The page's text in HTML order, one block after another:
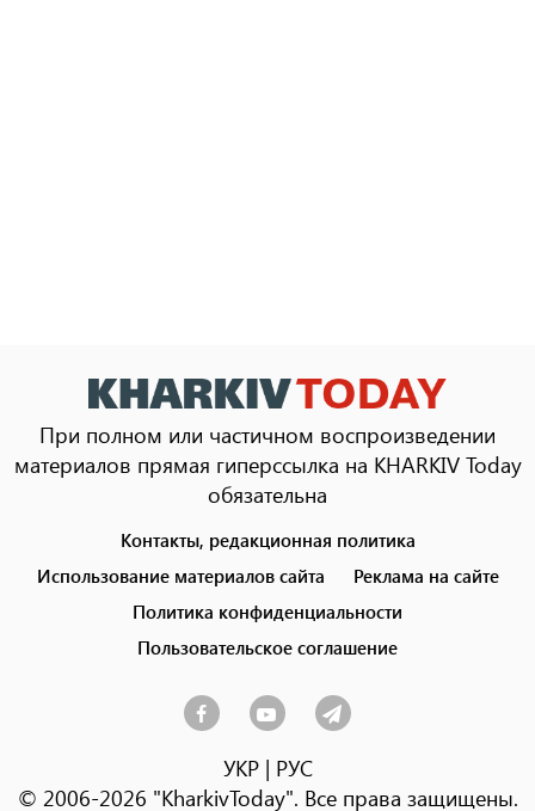
При полном или частичном воспроизведении
материалов прямая гиперссылка на KHARKIV Today
обязательна
menu
Контакты, редакционная политика
Использование материалов сайта
Реклама на сайте
Политика конфиденциальности
Пользовательское соглашение
УКР| РУС
© 2006-2026 "KharkivToday". Все права защищены.